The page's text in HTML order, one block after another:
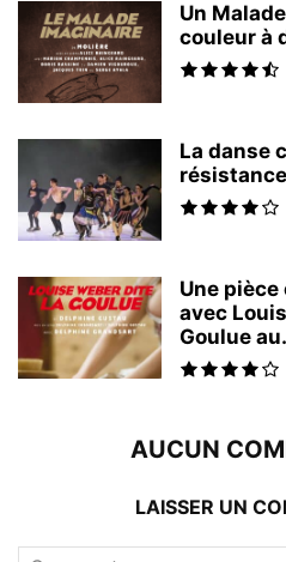
Un
couleur à
La danse
résistance
Une
avec
Goulue
AUCUN
LAISSER UN